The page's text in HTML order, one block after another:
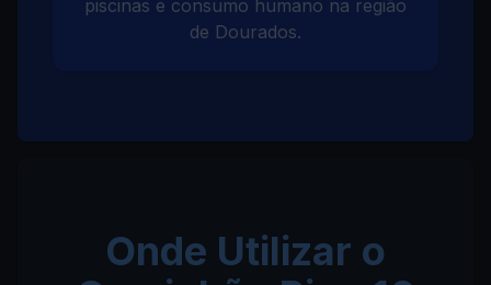
piscinas e consumo humano na região
de Dourados.
Onde Utilizar o